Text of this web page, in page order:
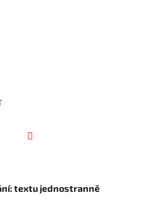
textu jednostranně